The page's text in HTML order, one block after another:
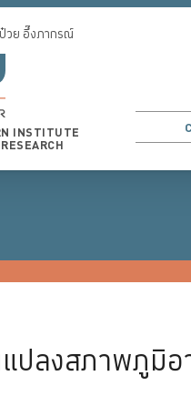
วย อึ๊งภากรณ์
INSTITUTE
ปลงสภาพภูมิ